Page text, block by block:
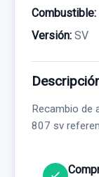
Combustible:
Versión: SV
Recambio de
807 sv